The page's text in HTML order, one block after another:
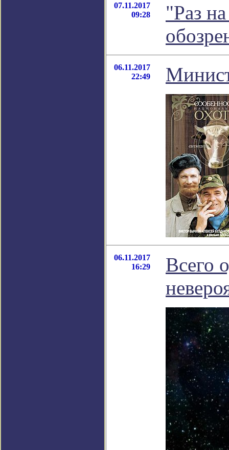
07.11.2017
09:28
"Раз
06.11.2017
22:49
06.11.2017
16:29
Всего